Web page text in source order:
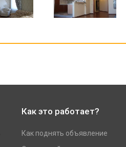
Как это работает?
Как поднять объявление